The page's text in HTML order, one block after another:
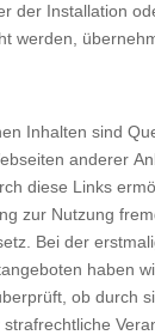
der Installation
werden,
Inhalten sind
anderer
diese Links
zur Nutzung
Bei der
haben
ob durch